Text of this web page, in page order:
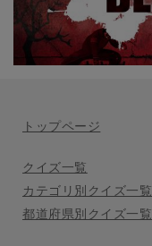
トップページ
クイズ一覧
カテゴリ別クイズ一覧
都道府県別クイズ一覧